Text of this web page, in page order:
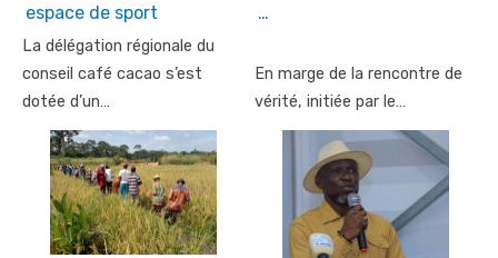
espace de sport
La délégation régionale du
conseil café cacao s’est
dotée d’un…
…
En marge de la rencontre de
vérité, initiée par le…